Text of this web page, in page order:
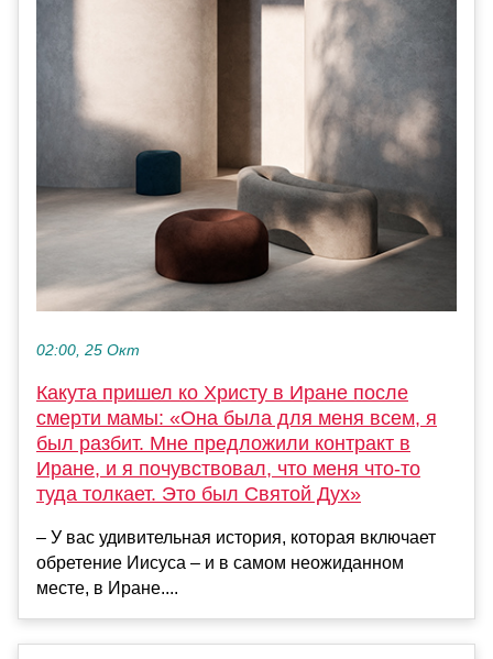
02:00, 25 Окт
Какута пришел ко Христу в Иране после
смерти мамы: «Она была для меня всем, я
был разбит. Мне предложили контракт в
Иране, и я почувствовал, что меня что-то
туда толкает. Это был Святой Дух»
– У вас удивительная история, которая включает
обретение Иисуса – и в самом неожиданном
месте, в Иране....